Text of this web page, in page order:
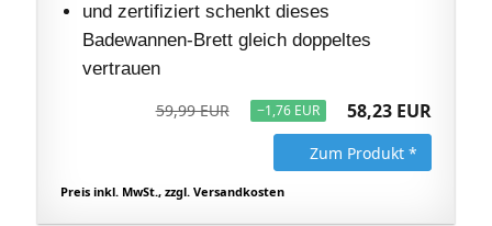
und zertifiziert schenkt dieses
Badewannen-Brett gleich doppeltes
vertrauen
59,99 EUR −1,76 EUR 58,23 EUR
Zum Produkt *
Preis inkl. MwSt., zzgl. Versandkosten